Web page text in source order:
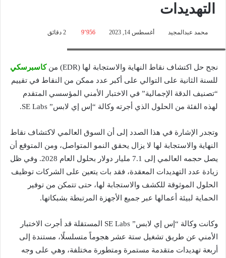
التهديدات
محمد عبدالمجيد أغسطس 14, 2023 9٬956
نجح حل اكتشاف نقاط النهاية والاستجابة لها (EDR) من
كاسبرسكي
للسنة الثانية على التوالي على أكبر عدد ممكن من النقاط في تقييم
“تصنيف الدقة الإجمالية” في الاختبار الأمني المؤسسي المتقدم
لهذه الفئة من الحلول الذي أجرته وكالة “إس إي لابس” SE Labs.
وتجدر الإشارة في هذا الصدد إلى أن السوق العالمي لاكتشاف نقاط
النهاية والاستجابة لها لا يزال يحقق النمو المتواصل، ومن المتوقع أن
يصل حجمه العالمي إلى 7.1 مليار دولار بحلول العام 2028. وفي ظل
زيادة عدد التهديدات المعقدة، فقد بات يتعين على الشركات توظيف
الحلول الموثوقة للكشف والاستجابة لها، حتى تتمكن من توفير
الحماية لبيئة أعمالها عبر جميع الأجهزة المرتبطة بشبكاتها.
وكانت وكالة “إس إي لابس” SE Labs المستقلة قد أجرت الاختبار
الأمني عن طريق تشغيل ستة عشر هجوماً متسلسلًا، مستندة إلى
أربعة تهديدات متقدمة مستمرة ومتطورة مختلفة، وهي على وجه